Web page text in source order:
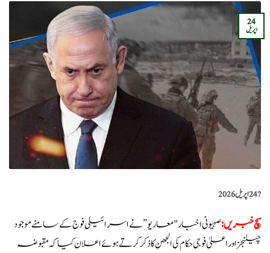
24
اپریل
?️24 اپریل 2026
سچ خبریں:صہیونی اخبار "معاریو” نے اسرائیلی فوج کے سامنے موجود
چیلنجز اور اعلیٰ فوجی حکام کی الجھن کا ذکر کرتے ہوئے اعلان کیا کہ مقبوضہ